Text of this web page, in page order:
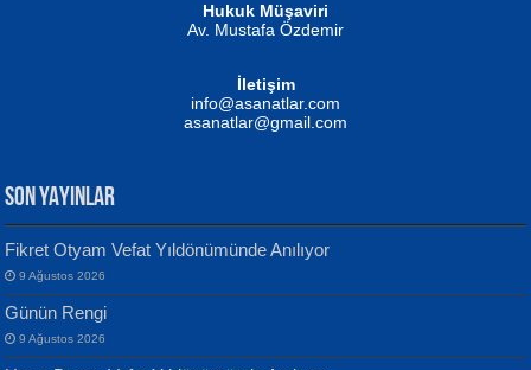
MUSTAFA KELOĞLU
Yarına İz Bırakmak...
Yılmaz Ekinci
Geceye Söylenen...
Hukuk Müşaviri
Av. Mustafa Özdemir
İletişim
info@asanatlar.com
asanatlar@gmail.com
SON YAYINLAR
Fikret Otyam Vefat Yıldönümünde Anılıyor
9 Ağustos 2026
Günün Rengi
9 Ağustos 2026